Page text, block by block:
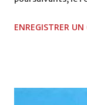
2, Badr Kachani a
joueurs soussis,
ENREGISTRER